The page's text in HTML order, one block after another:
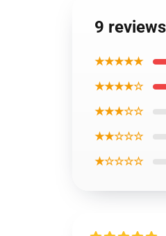
9
★★★★★
★★★★☆
★★★☆☆
★★☆☆☆
★☆☆☆☆